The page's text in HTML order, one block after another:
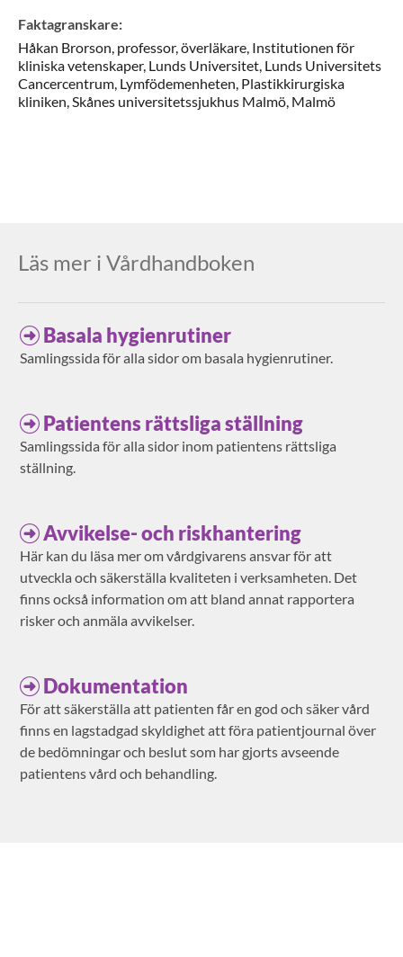
Faktagranskare:
Håkan Brorson, professor, överläkare, Institutionen för
kliniska vetenskaper, Lunds Universitet, Lunds Universitets
Cancercentrum, Lymfödemenheten, Plastikkirurgiska
kliniken, Skånes universitetssjukhus Malmö, Malmö
Läs mer i Vårdhandboken
Basala hygienrutiner
Samlingssida för alla sidor om basala hygienrutiner.
Patientens rättsliga ställning
Samlingssida för alla sidor inom patientens rättsliga
ställning.
Avvikelse- och riskhantering
Här kan du läsa mer om vårdgivarens ansvar för att
utveckla och säkerställa kvaliteten i verksamheten. Det
finns också information om att bland annat rapportera
risker och anmäla avvikelser.
Dokumentation
För att säkerställa att patienten får en god och säker vård
finns en lagstadgad skyldighet att föra patientjournal över
de bedömningar och beslut som har gjorts avseende
patientens vård och behandling.